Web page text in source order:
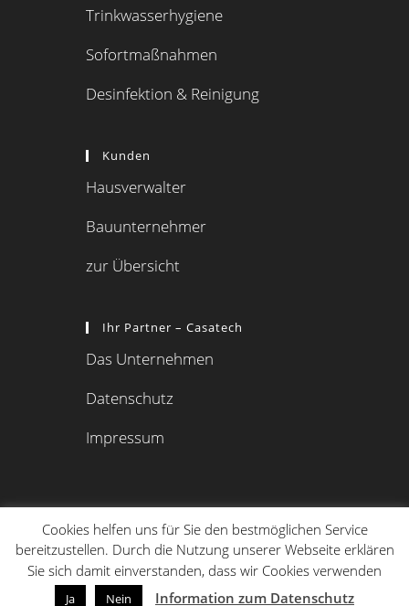
Trinkwasserhygiene
Sofortmaßnahmen
Desinfektion & Reinigung
Kunden
Hausverwalter
Bauunternehmer
zur Übersicht
Ihr Partner – Casatech
Das Unternehmen
Datenschutz
Impressum
Cookies helfen uns für Sie den bestmöglichen Service
bereitzustellen. Durch die Nutzung unserer Webseite erklären
Sie sich damit einverstanden, dass wir Cookies verwenden
Ja Nein Information zum Datenschutz